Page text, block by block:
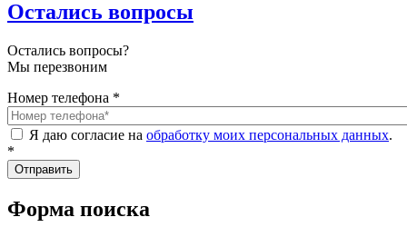
Остались вопросы
Остались вопросы?
Мы перезвоним
Номер телефона *
Я даю согласие на обработку моих персональных данных.
*
Форма поиска